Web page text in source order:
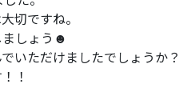
切ですね。
ましょう☻
いただけましたでしょうか？
！